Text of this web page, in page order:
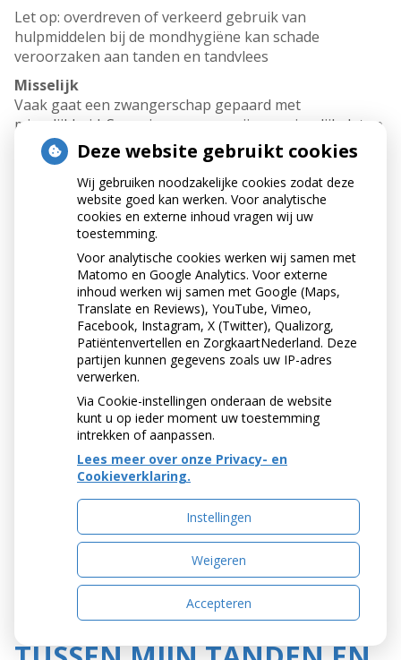
Let op: overdreven of verkeerd gebruik van
hulpmiddelen bij de mondhygiëne kan schade
veroorzaken aan tanden en tandvlees
Misselijk
Vaak gaat een zwangerschap gepaard met
misselijkheid. Sommige vrouwen zijn zo misselijk dat ze
regelmatig moeten overgeven. De verleiding is groot
om direct daarna je tanden te poetsen om die vieze
smaak in je mond kwijt te raken. Toch kun je dat beter
niet doen. Maagzuur tast het tandglazuur aan. Ook
hebben de borstel en de tandpasta een schurende
werking. Als je direct na het overgeven je tanden
poetst, kun je het tandglazuur gemakkelijk
wegpoetsen. Spoel je mond liever met water of een
mondspoelmiddel.
REINIGT DE ELEKTRISCHE
TANDENBORSTEL OOK
Deze website gebruikt cookies
Wij gebruiken noodzakelijke cookies zodat deze
website goed kan werken. Voor analytische
cookies en externe inhoud vragen wij uw
toestemming.
Voor analytische cookies werken wij samen met
Matomo en Google Analytics. Voor externe
inhoud werken wij samen met Google (Maps,
Translate en Reviews), YouTube, Vimeo,
Facebook, Instagram, X (Twitter), Qualizorg,
Patiëntenvertellen en ZorgkaartNederland. Deze
partijen kunnen gegevens zoals uw IP-adres
verwerken.
Via Cookie-instellingen onderaan de website
kunt u op ieder moment uw toestemming
intrekken of aanpassen.
Lees meer over onze Privacy- en
Cookieverklaring.
Instellingen
Weigeren
Accepteren